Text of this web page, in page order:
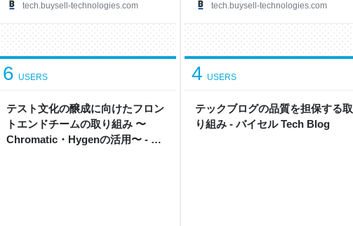
tech.buysell-technologies.com tech.buysell-technologies.com
テスト文化の醸成に向けたフロン
トエンドチームの取り組み 〜
Chromatic・Hygenの活用〜 - バ
6 USERS
テックブログの品質を担保する取
り組み - バイセル Tech Blog
4 USERS